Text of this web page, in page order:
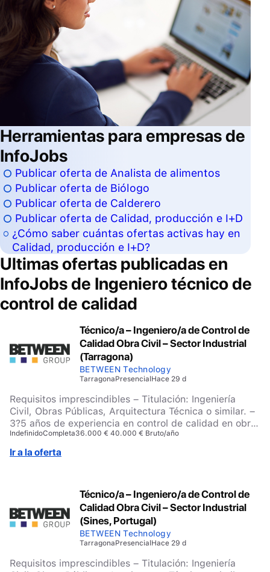
Herramientas para empresas de
InfoJobs
Publicar oferta de Analista de alimentos
Publicar oferta de Biólogo
Publicar oferta de Calderero
Publicar oferta de Calidad, producción e I+D
¿Cómo saber cuántas ofertas activas hay en
Calidad, producción e I+D?
Ultimas ofertas publicadas en
InfoJobs de Ingeniero técnico de
control de calidad
Técnico/a – Ingeniero/a de Control de
Calidad Obra Civil – Sector Industrial
(Tarragona)
BETWEEN Technology
TarragonaPresencialHace 29 d
Requisitos imprescindibles – Titulación: Ingeniería
Civil, Obras Públicas, Arquitectura Técnica o similar. –
3?5 años de experiencia en control de calidad en obra
civil. – Experiencia valorable en: – Grandes volúmenes
de hormigón. – Movimiento de tierras y rellenos
controlados. – Geotecnia (mejora de terreno, pilotaje).
constructivos de obra civil. – Inglés B2-C1. –
Disponibilidad para incorporarse en Tarragona.
Requisitos valorables – Rigor técnico y atención al
detalle. – Capacidad analítica. – Perfil de obra
(presencia en campo). – Proactividad y capacidad de
IndefinidoCompleta36.000 € 40.000 € Bruto/año
Ir a la oferta
Técnico/a – Ingeniero/a de Control de
Calidad Obra Civil – Sector Industrial
(Sines, Portugal)
BETWEEN Technology
TarragonaPresencialHace 29 d
Requisitos imprescindibles – Titulación: Ingeniería